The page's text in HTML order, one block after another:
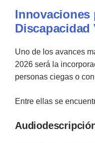
Innovaciones
Discapacidad
Uno de los avances
2026 será la
personas ciegas o
Entre ellas se